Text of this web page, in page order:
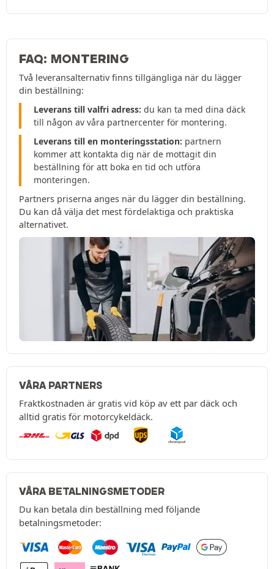
FAQ: MONTERING
Två leveransalternativ finns tillgängliga när du lägger
din beställning:
Leverans till valfri adress: du kan ta med dina däck
till någon av våra partnercenter för montering.
Leverans till en monteringsstation: partnern
kommer att kontakta dig när de mottagit din
beställning för att boka en tid och utföra
monteringen.
Partners priserna anges när du lägger din beställning.
Du kan då välja det mest fördelaktiga och praktiska
alternativet.
VÅRA PARTNERS
Fraktkostnaden är gratis vid köp av ett par däck och
alltid gratis för motorcykeldäck.
VÅRA BETALNINGSMETODER
Du kan betala din beställning med följande
betalningsmetoder: